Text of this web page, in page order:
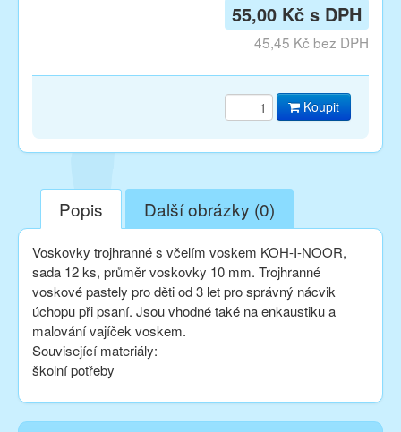
55,00 Kč s DPH
45,45 Kč bez DPH
Koupit
Popis Další obrázky (0)
Voskovky trojhranné s včelím voskem KOH-I-NOOR,
sada 12 ks, průměr voskovky 10 mm. Trojhranné
voskové pastely pro děti od 3 let pro správný nácvik
úchopu při psaní. Jsou vhodné také na enkaustiku a
malování vajíček voskem.
Související materiály:
školní potřeby